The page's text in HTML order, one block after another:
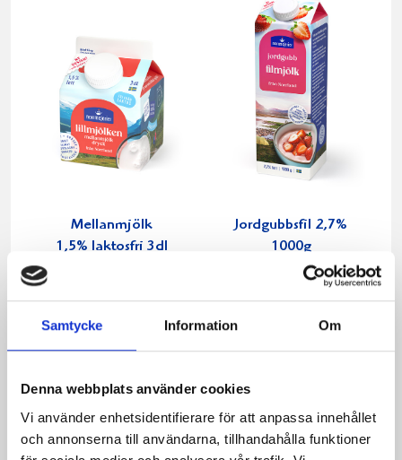
Samtycke Information Om
Denna webbplats använder cookies
Vi använder enhetsidentifierare för att anpassa innehållet
och annonserna till användarna, tillhandahålla funktioner
Mellanmjölk
1,5% laktosfri 3dl
Jordgubbsfil 2,7%
1000g